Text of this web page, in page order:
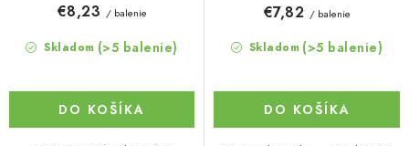
Skladom (>5 balenie)
€8,23 / balenie
DO KOŠÍKA
Skladom (>5 balenie)
€7,82 / balenie
DO KOŠÍKA